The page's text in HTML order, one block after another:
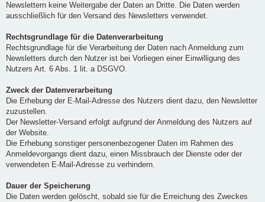
Newslettern keine Weitergabe der Daten an Dritte. Die Daten werden
ausschließlich für den Versand des Newsletters verwendet.
Rechtsgrundlage für die Datenverarbeitung
Rechtsgrundlage für die Verarbeitung der Daten nach Anmeldung zum
Newsletters durch den Nutzer ist bei Vorliegen einer Einwilligung des
Nutzers Art. 6 Abs. 1 lit. a DSGVO.
Zweck der Datenverarbeitung
Die Erhebung der E-Mail-Adresse des Nutzers dient dazu, den Newsletter
zuzustellen.
Der Newsletter-Versand erfolgt aufgrund der Anmeldung des Nutzers auf
der Website.
Die Erhebung sonstiger personenbezogener Daten im Rahmen des
Anmeldevorgangs dient dazu, einen Missbrauch der Dienste oder der
verwendeten E-Mail-Adresse zu verhindern.
Dauer der Speicherung
Die Daten werden gelöscht, sobald sie für die Erreichung des Zweckes